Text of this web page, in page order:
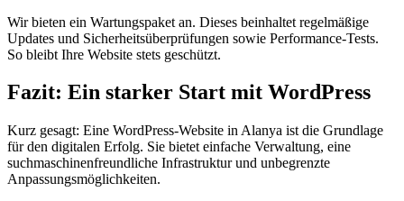
Wir bieten ein Wartungspaket an. Dieses beinhaltet regelmäßige
Updates und Sicherheitsüberprüfungen sowie Performance-Tests.
So bleibt Ihre Website stets geschützt.
Fazit: Ein starker Start mit WordPress
Kurz gesagt: Eine WordPress-Website in Alanya ist die Grundlage
für den digitalen Erfolg. Sie bietet einfache Verwaltung, eine
suchmaschinenfreundliche Infrastruktur und unbegrenzte
Anpassungsmöglichkeiten.